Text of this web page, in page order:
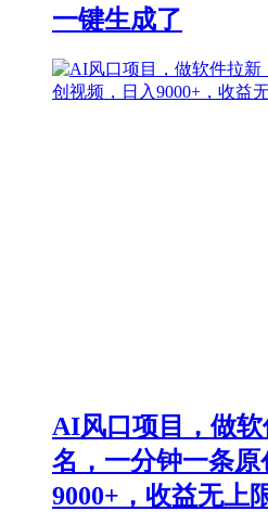
一键生成了
AI风口项目，做
名，一分钟一条原
9000+，收益无上